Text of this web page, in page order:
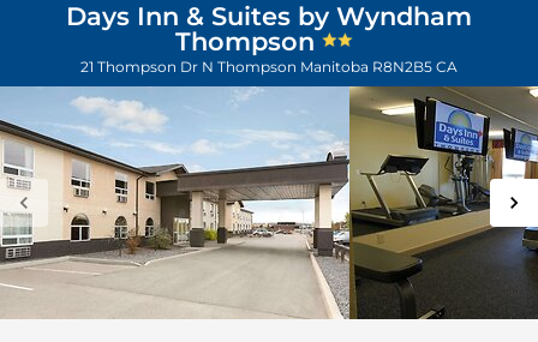
Days Inn & Suites by Wyndham
Thompson
21 Thompson Dr N Thompson Manitoba R8N2B5 CA